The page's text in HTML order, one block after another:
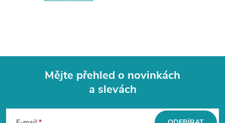
Mějte přehled o novinkách
a slevách